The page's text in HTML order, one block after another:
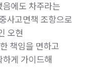
에도 차주라는
사고면책 조항으로
오현
책임을 면하고
게 가이드해